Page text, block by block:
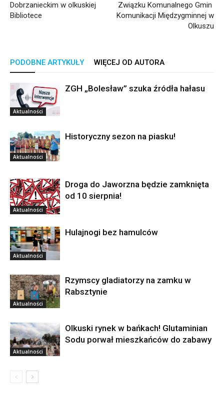
Dobrzanieckim w olkuskiej
Bibliotece
Związku Komunalnego Gmin
Komunikacji Międzygminnej w
Olkuszu
PODOBNE ARTYKUŁY WIĘCEJ OD AUTORA
Aktualności
ZGH „Bolesław” szuka źródła hałasu
Aktualności
Historyczny sezon na piasku!
Aktualności
Droga do Jaworzna będzie zamknięta
od 10 sierpnia!
Aktualności
Hulajnogi bez hamulców
Aktualności
Rzymscy gladiatorzy na zamku w
Rabsztynie
Aktualności
Olkuski rynek w bańkach! Glutaminian
Sodu porwał mieszkańców do zabawy